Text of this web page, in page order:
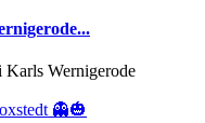
Wernigerode